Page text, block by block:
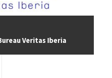
Veritas Iberia